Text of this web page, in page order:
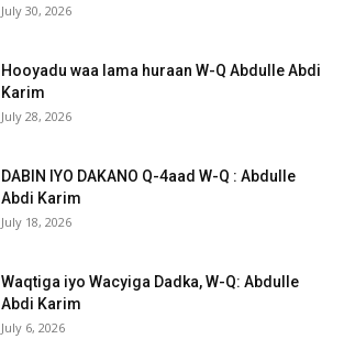
July 30, 2026
Hooyadu waa lama huraan W-Q Abdulle Abdi
Karim
July 28, 2026
DABIN IYO DAKANO Q-4aad W-Q : Abdulle
Abdi Karim
July 18, 2026
Waqtiga iyo Wacyiga Dadka, W-Q: Abdulle
Abdi Karim
July 6, 2026